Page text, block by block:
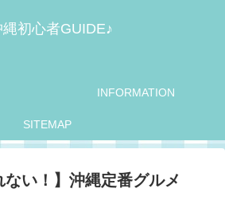
縄初心者GUIDE♪
INFORMATION
SITEMAP
ない！】沖縄定番グルメ